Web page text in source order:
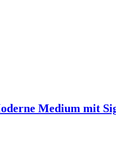
Medium mit